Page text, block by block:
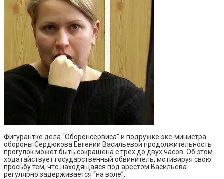
Фигурантке дела “Оборонсервиса” и подружке экс-министра
обороны Сердюкова Евгении Васильевой продолжительность
прогулок может быть сокращена с трех до двух часов. Об этом
ходатайствует государственный обвинитель, мотивируя свою
просьбу тем, что находящаяся под арестом Васильева
регулярно задерживается “на воле”.